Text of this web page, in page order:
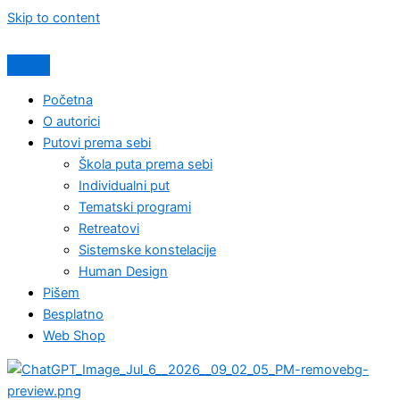
Skip to content
Početna
O autorici
Putovi prema sebi
Škola puta prema sebi
Individualni put
Tematski programi
Retreatovi
Sistemske konstelacije
Human Design
Pišem
Besplatno
Web Shop